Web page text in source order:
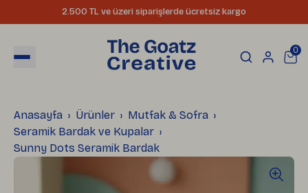
2.500 TL ve üzeri siparişlerde ücretsiz kargo
0
Anasayfa Ürünler
Mutfak & Sofra
Seramik Bardak ve Kupalar
Sunny Dots Seramik Bardak